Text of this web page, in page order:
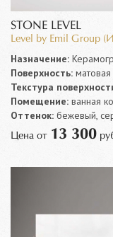
STONE LEVEL
Level by Emil Group
Назначение:
Поверхность: матовая
Текстура
Помещение: ванная
Оттенок: бежевый,
Цена от 13 300